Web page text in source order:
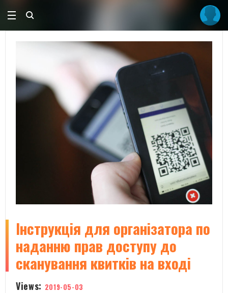
​Інструкція для організатора по
наданню прав доступу до
сканування квитків на вході
Views: 2019-05-03